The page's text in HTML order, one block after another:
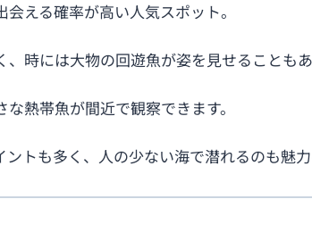
える確率が高い人気スポット。
時には大物の回遊魚が姿を見せることもあ
熱帯魚が間近で観察できます。
トも多く、人の少ない海で潜れるのも魅力